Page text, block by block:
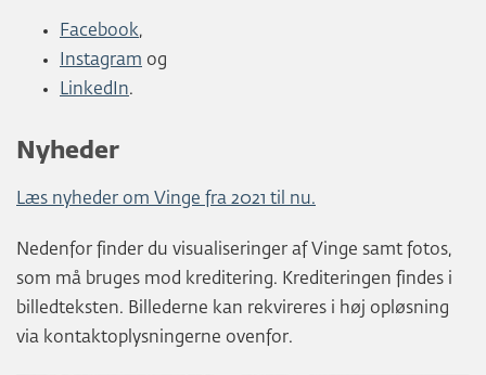
Facebook,
Instagram og
LinkedIn.
Nyheder
Læs nyheder om Vinge fra 2021 til nu.
Nedenfor finder du visualiseringer af Vinge samt fotos,
som må bruges mod kreditering. Krediteringen findes i
billedteksten. Billederne kan rekvireres i høj opløsning
via kontaktoplysningerne ovenfor.